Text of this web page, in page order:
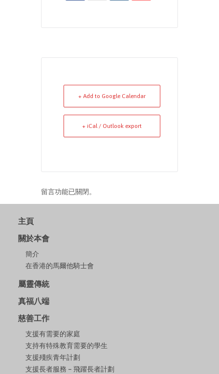
+ Add to Google Calendar
+ iCal / Outlook export
留言功能已關閉。
主頁
關於本會
簡介
在香港的馬爾他騎士會
屬靈傳統
真福八端
慈善工作
支援有需要的家庭
支持有特殊教育需要的學生
支援殘疾青年計劃
支援長者服務 – 飛躍長者計劃